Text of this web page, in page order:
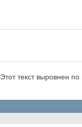
Этот текст выровнен по